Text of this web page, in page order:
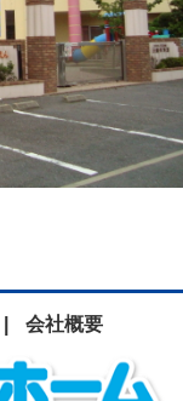
会社概要